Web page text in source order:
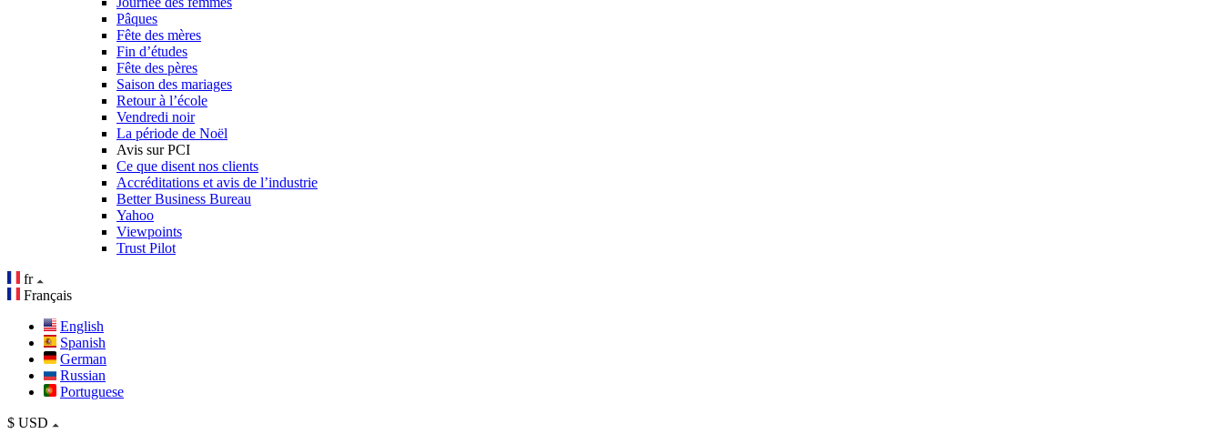
Pâques
Fête des mères
Fin d’études
Fête des pères
Saison des mariages
Retour à l’école
Vendredi noir
La période de Noël
Avis sur PCI
Ce que disent nos clients
Accréditations et avis de l’industrie
Better Business Bureau
Yahoo
Viewpoints
Trust Pilot
fr
Français
English
Spanish
German
Russian
Portuguese
$ USD